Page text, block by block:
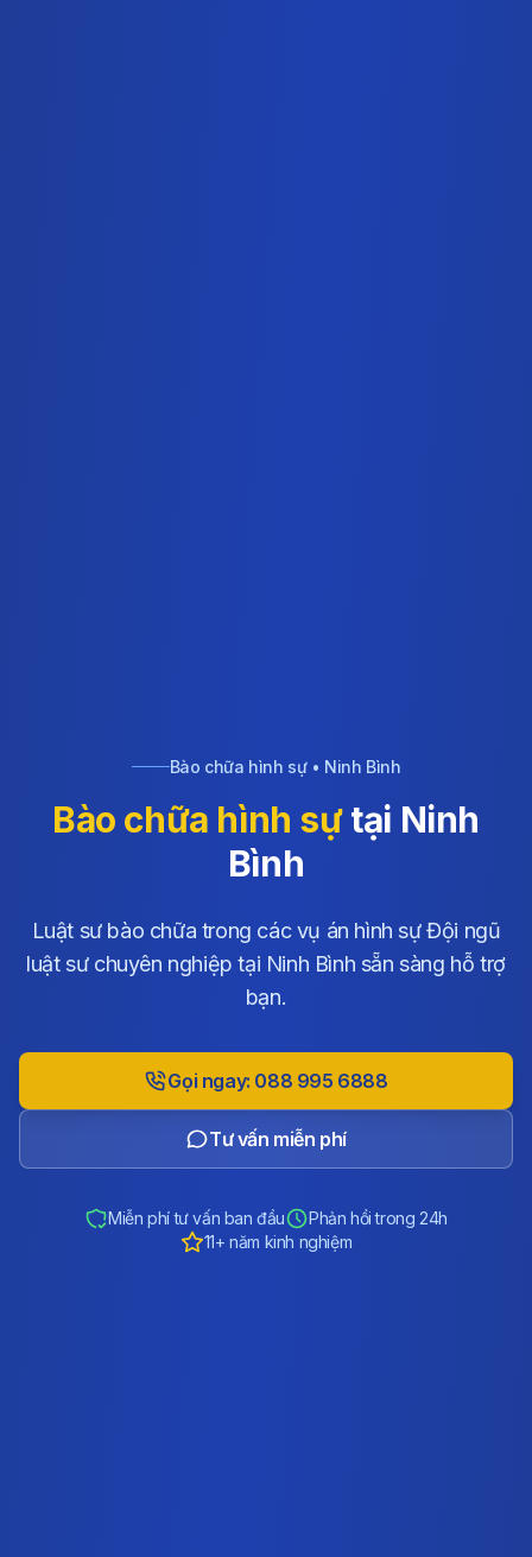
Bào chữa hình sự • Ninh Bình
Bào chữa hình sựtại Ninh
Bình
Luật sư bào chữa trong các vụ án hình sự Đội ngũ
luật sư chuyên nghiệp tại Ninh Bình sẵn sàng hỗ trợ
bạn.
Gọi ngay: 088 995 6888
Tư vấn miễn phí
Miễn phí tư vấn ban đầu
Phản hồi trong 24h
11+ năm kinh nghiệm